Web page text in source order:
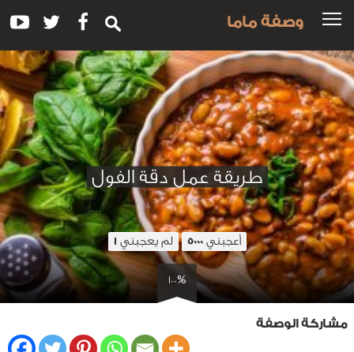
وصفة ماما
طريقة عمل دقة الفول
أعجبني5000 لم يعجبني 1
100%
مشاركة الوصفة